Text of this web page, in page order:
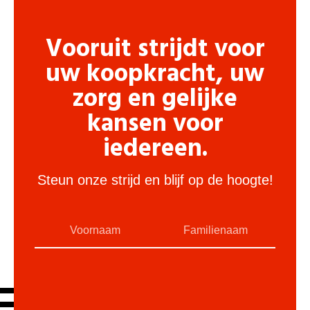
Vooruit strijdt voor
uw koopkracht, uw
zorg en gelijke
kansen voor
iedereen.
Steun onze strijd en blijf op de hoogte!